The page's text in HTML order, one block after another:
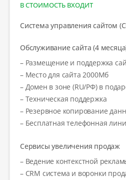
В СТОИМОСТЬ ВХОДИТ
Система управления сайтом
Обслуживание сайта (4
– Размещение и поддержка
– Место для сайта 2000Мб
– Домен в зоне (RU/РФ) в
– Техническая поддержка
– Резервное копирование
– Бесплатная телефонная
Сервисы увеличения продаж
– Ведение контекстной
– CRM система и воронки